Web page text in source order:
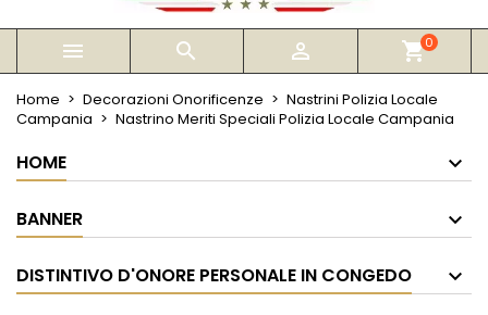
   shopping_cart0
Home Decorazioni Onorificenze
Nastrini Polizia Locale
Campania
Nastrino Meriti Speciali Polizia Locale Campania
HOME
BANNER
DISTINTIVO D'ONORE PERSONALE IN CONGEDO
Annulla Crea lista dei desideri
Annulla